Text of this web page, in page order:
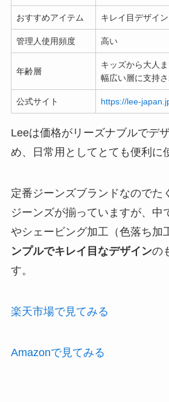
おすすめアイテム キレイ目デザイン
管理人使用頻度 高い
年齢層
キッズから大人
幅広い層に支持さ
公式サイト https://lee-
Leeは価格がリーズナブルでデ
め、日常用としてとても便利に
定番ジーンズブランドなのでた
ジーンズが揃っていますが、中
やシェービング加工（色落ち加
ンプルでキレイ目なデザインの
す。
楽天市場で見てみる
Amazonで見てみる